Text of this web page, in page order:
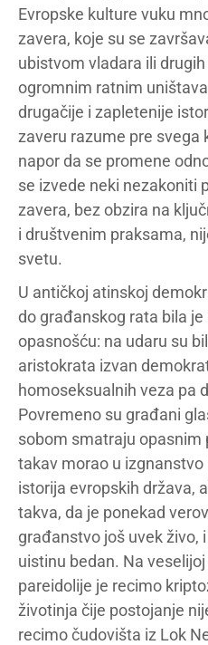
Evropske kulture vuku
zavera, koje su se
ubistvom vladara ili
ogromnim ratnim
drugačije i zapletenije
zaveru razume pre svega
napor da se promene
se izvede neki nezakoniti
zavera, bez obzira na
i društvenim praksama,
svetu.
U antičkoj atinskoj
do građanskog rata bila
opasnošću: na udaru su
aristokrata izvan
homoseksualnih veza pa
Povremeno su građani
sobom smatraju opasnim
takav morao u
istorija evropskih država,
takva, da je ponekad
građanstvo još uvek živo,
uistinu bedan. Na
pareidolije je recimo
životinja čije postojanje
recimo čudovišta iz Lok